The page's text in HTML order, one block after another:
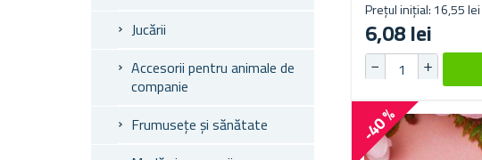
Jucării
Accesorii pentru animale de
companie
Frumusețe și sănătate
Prețul inițial: 16,55 lei
6,08 lei
-40 %